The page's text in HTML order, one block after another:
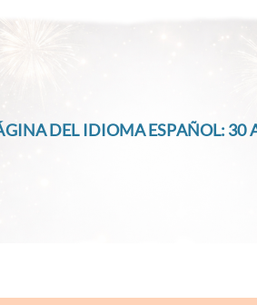
DEL IDIOMA ESPAÑOL: 30